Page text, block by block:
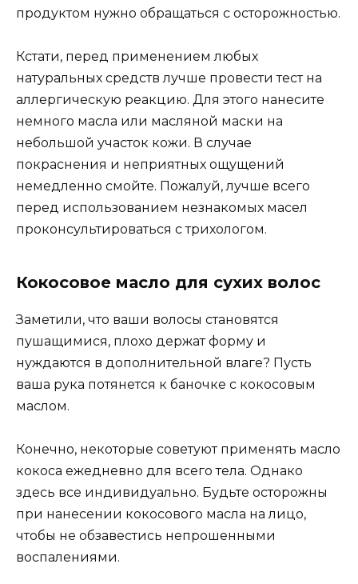
продуктом нужно обращаться с осторожностью.
Кстати, перед применением любых
натуральных средств лучше провести тест на
аллергическую реакцию. Для этого нанесите
немного масла или масляной маски на
небольшой участок кожи. В случае
покраснения и неприятных ощущений
немедленно смойте. Пожалуй, лучше всего
перед использованием незнакомых масел
проконсультироваться с трихологом.
Кокосовое масло для сухих волос
Заметили, что ваши волосы становятся
пушащимися, плохо держат форму и
нуждаются в дополнительной влаге? Пусть
ваша рука потянется к баночке с кокосовым
маслом.
Конечно, некоторые советуют применять масло
кокоса ежедневно для всего тела. Однако
здесь все индивидуально. Будьте осторожны
при нанесении кокосового масла на лицо,
чтобы не обзавестись непрошенными
воспалениями.